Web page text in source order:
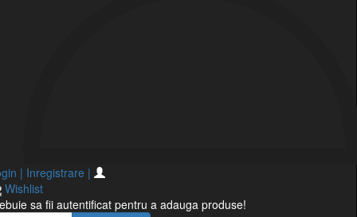
| Inregistrare |
Wishlist
sa fii autentificat pentru a adauga produse!